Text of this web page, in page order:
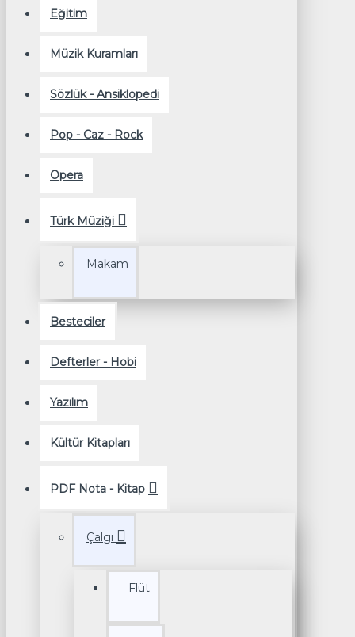
Eğitim
Müzik Kuramları
Sözlük - Ansiklopedi
Pop - Caz - Rock
Opera
Türk Müziği
Makam
Besteciler
Defterler - Hobi
Yazılım
Kültür Kitapları
PDF Nota - Kitap
Çalgı
Flüt